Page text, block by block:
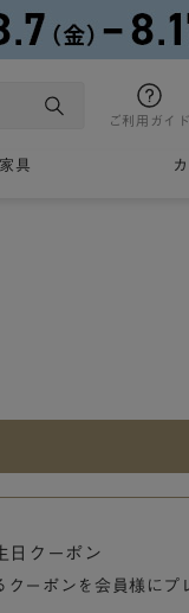
ご利用ガイド
家具
日クーポン
クーポンを 会員様にプ